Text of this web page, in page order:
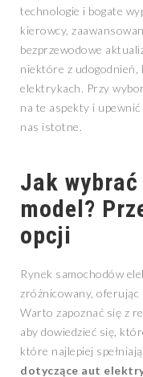
technologie i bogate
kierowcy,
bezprzewodowe
niektóre z udogodnień,
elektrykach. Przy
na te aspekty i
nas istotne.
Jak
model?
opcji
Rynek samochodów
zróżnicowany, oferując
Warto zapoznać się z
aby dowiedzieć się,
które najlepiej
dotyczące aut